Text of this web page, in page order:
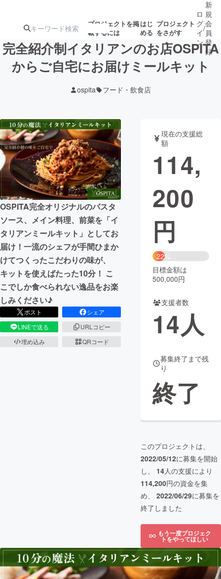
プロジェクトを掲
載するには
はじ
める
プロジェクト
をさがす
ジェクト
募集終了が近いプ
ロジェクト
アート・写真 音楽
テクノロジー・ガジェット ゲーム・サ
映像・映画
ビジネス・起業
まちづくり・地域活性化
CAMPFIRE for Social Good
CAMPFIRE Creation
CAMPFIREふるさと納税machi-ya コミュニティ
ロ
グ
イ
ン
/
新
規
会
員
登
録
完全紹介制イタリアンのお店OSPITA
からご自宅にお届けミールキット
ospita フード・飲食店
OSPITA完全オリジナルのパスタ
ソース、メイン料理、前菜を「イ
タリアンミールキット」としてお
届け！一流のシェフが手間ひまか
けてつくったこだわりの味が、
キットを使えばたった10分！ こ
こでしか食べられない逸品をお楽
しみください♪
ポスト
シェア
LINEで送る
URLコピー
埋め込み
QRコード
現在の支援総
額
114,
200
円
22%
目標金額は
500,000円
支援者数
14人
募集終了まで残
り
終了
このプロジェクトは、
2022/05/12に募集を開始
し、 14人の支援により
114,200円の資金を集
め、 2022/06/29に募集を
終了しました
もう一度プロジェク
トをやってほしい